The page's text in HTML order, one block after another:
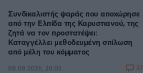
Συνδικαλιστής ψαράς που αποχώρησε
από την Ελπίδα της Καρυστιανού, της
ζητά να τον προστατέψει:
Καταγγέλλει μεθοδευμένη σπίλωση
από μέλη του κόμματος
08.08.2026, 20:05 37